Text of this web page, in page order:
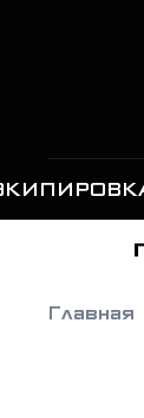
Главная